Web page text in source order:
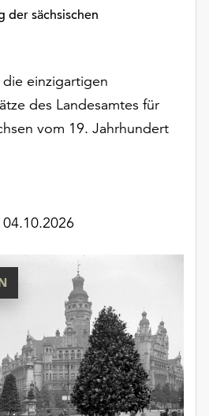
der sächsischen
einzigartigen
des Landesamtes für
vom 19. Jahrhundert
04.10.2026